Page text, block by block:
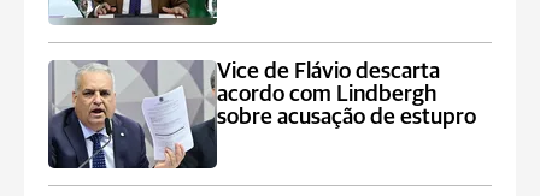
Vice de Flávio descarta
acordo com Lindbergh
sobre acusação de estupro